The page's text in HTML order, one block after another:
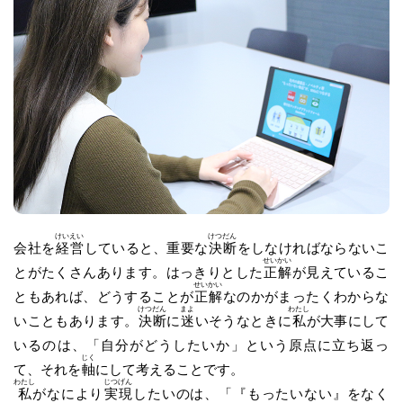
会社を経
けい
営
えい
していると、重要な決
けつ
断
だん
をしなければならないこ
とがたくさんあります。はっきりとした 正
せい
解
かい
が見えているこ
ともあれば、どうすることが正
せい
解
かい
なのかがまったくわからな
いこともあります。 決
けつ
断
だん
に迷
まよ
いそうなときに私
わたし
が大事にして
いるのは、「自分がどうしたいか」という原点に立ち返っ
て、それを軸
じく
にして考えることです。
私
わたし
がなにより 実
じつ
現
げん
したいのは、「『もったいない』をなく